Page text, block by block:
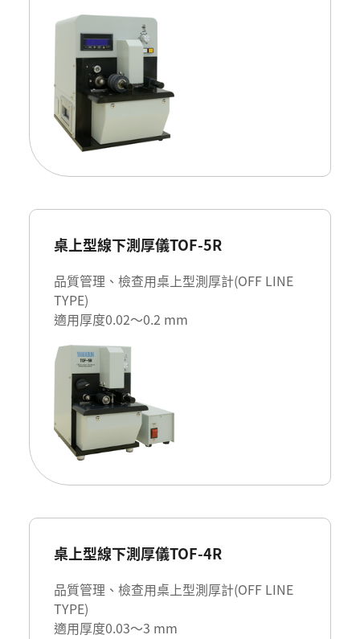
桌上型線下測厚儀TOF-5R
品質管理、檢查用桌上型測厚計(OFF LINE
TYPE)
適用厚度0.02～0.2 mm
桌上型線下測厚儀TOF-4R
品質管理、檢查用桌上型測厚計(OFF LINE
TYPE)
適用厚度0.03～3 mm